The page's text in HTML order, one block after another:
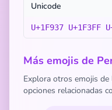
Unicode
U+1F937 U+1F3FF
Más emojis de
Explora otros emojis de
opciones relacionadas